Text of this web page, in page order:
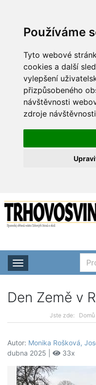
Používáme
Tyto webové
cookies a další
vylepšení
přizpůsobeného
návštěvnosti
zdroje
Rozbalit nabídku
Den Země v
Jste zde: Domů
Autor: Monika Rošková,
dubna 2025 |
33x